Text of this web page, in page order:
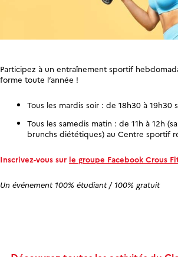
Participez à un entraînement sportif
forme toute l’année !
Tous les mardis soir : de 18h30 à 19h30
Tous les samedis matin : de 11h à 12h
brunchs diététiques) au Centre sportif
Inscrivez-vous sur le groupe Facebook Crous
Un événement 100% étudiant / 100% gratuit